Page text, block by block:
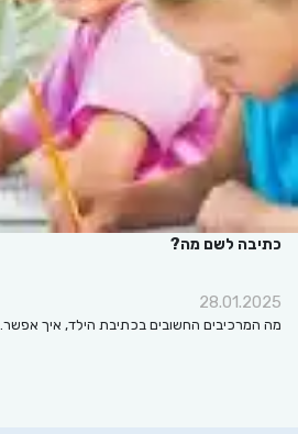
כתיבה לשם מה?
28.01.2025
מה המרכיבים החשובים בכתיבת הילד, איך אפשר…